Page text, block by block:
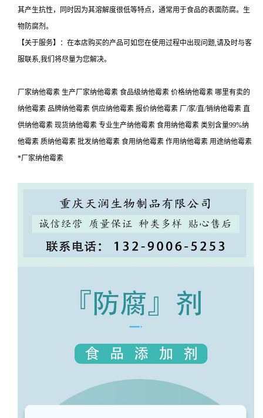
其产生抗性，同时因为其溶解度很低等特点，通常用于食品的表面防腐。生
物防腐剂。
【关于服务】：在本店购买的产品可如您在使用过程中出现问题,请及时与客
服联系,我们将尽量为您解决。
厂家纳他霉素 生产厂家纳他霉素 食品级纳他霉素 价格纳他霉素 哪里有卖的
纳他霉素 品牌纳他霉素 供应纳他霉素 报价纳他霉素 厂/家/直/销纳他霉素 直
供纳他霉素 现货纳他霉素 专业生产纳他霉素 食用纳他霉素 类别含量99%纳
他霉素 质纳他霉素 批发纳他霉素 食用纳他霉素 作用纳他霉素 用途纳他霉素
*厂家纳他霉素